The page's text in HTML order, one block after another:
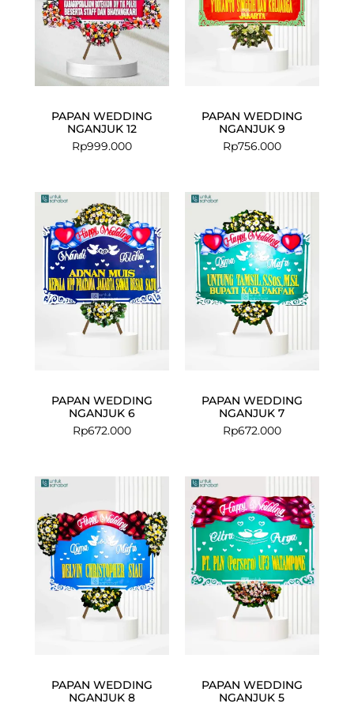
PAPAN WEDDING
NGANJUK 12
Rp999.000
PAPAN WEDDING
NGANJUK 9
Rp756.000
PAPAN WEDDING
NGANJUK 6
Rp672.000
PAPAN WEDDING
NGANJUK 7
Rp672.000
PAPAN WEDDING
NGANJUK 8
PAPAN WEDDING
NGANJUK 5
price
was:
Rp599.000.
price
is:
Rp575.000.